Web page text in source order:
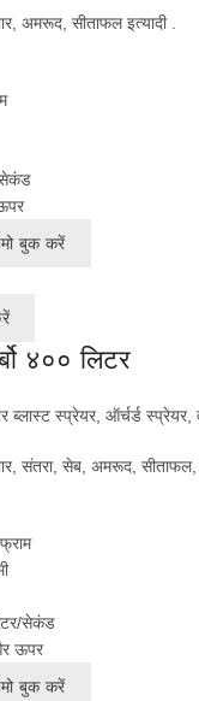
अमरूद, सीताफल इत्यादी .
बुक करें
४०० लिटर
स्प्रेयर, ऑर्चर्ड स्प्रेयर,
संतरा, सेब, अमरूद, सीताफल,
सेकंड
ऊपर
बुक करें